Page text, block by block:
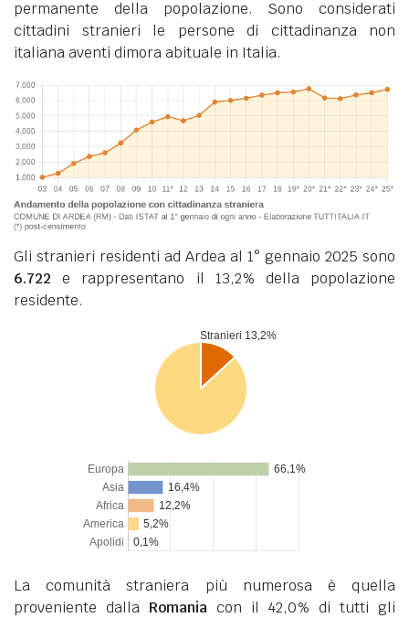
permanente della popolazione. Sono considerati
cittadini stranieri le persone di cittadinanza non
italiana aventi dimora abituale in Italia.
Gli stranieri residenti ad Ardea al 1° gennaio 2025 sono
6.722 e rappresentano il 13,2% della popolazione
residente.
La comunità straniera più numerosa è quella
proveniente dalla Romaniacon il 42,0% di tutti gli